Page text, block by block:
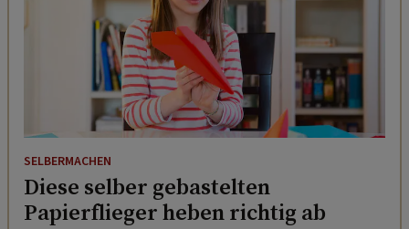
SELBERMACHEN
Diese selber gebastelten
Papierflieger heben richtig ab